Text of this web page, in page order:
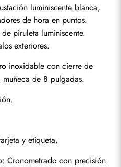
luminiscente blanca,
de hora en puntos.
piruleta luminiscente.
exteriores.
inoxidable con cierre de
de 8 pulgadas.
y etiqueta.
Cronometrado con precisión